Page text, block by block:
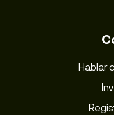
Hablar